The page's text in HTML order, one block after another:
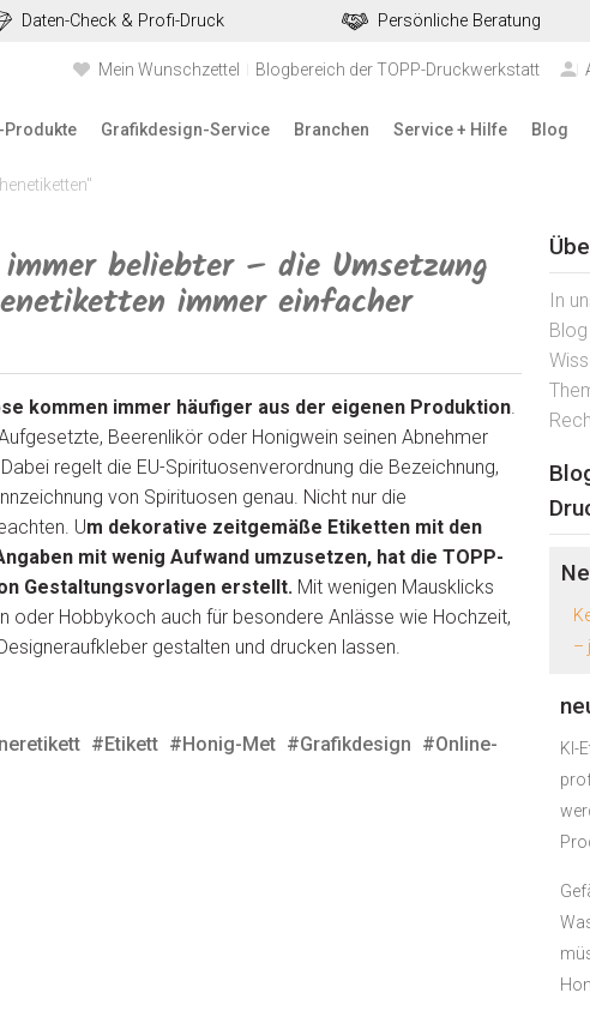
Daten-Check & Profi-Druck Persönliche Beratung
Mein Wunschzettel Blogbereich der TOPP-Druckwerkstatt
Produkte Grafikdesign-Service Branchen Service + Hilfe Blog
beliebter – die Umsetzung
immer einfacher
kommen immer häufiger aus der eigenen Produktion.
Beerenlikör oder Honigwein seinen Abnehmer
regelt die EU-Spirituosenverordnung die Bezeichnung,
von Spirituosen genau. Nicht nur die
Um dekorative zeitgemäße Etiketten mit den
mit wenig Aufwand umzusetzen, hat die TOPP-
Gestaltungsvorlagen erstellt.Mit wenigen Mausklicks
oder Hobbykoch auch für besondere Anlässe wie Hochzeit,
gestalten und drucken lassen.
#Etikett #Honig-Met #Grafikdesign #Online-
In
–
KI-